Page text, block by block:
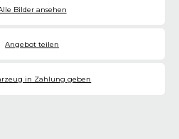
Bilder ansehen
Angebot teilen
in Zahlung geben